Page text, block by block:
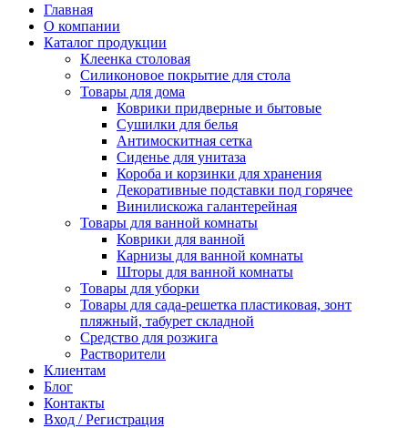
Главная
О компании
Каталог продукции
Клеенка столовая
Силиконовое покрытие для стола
Товары для дома
Коврики придверные и бытовые
Сушилки для белья
Антимоскитная сетка
Сиденье для унитаза
Короба и корзинки для хранения
Декоративные подставки под горячее
Винилискожа галантерейная
Товары для ванной комнаты
Коврики для ванной
Карнизы для ванной комнаты
Шторы для ванной комнаты
Товары для уборки
Товары для сада-решетка пластиковая, зонт
пляжный, табурет складной
Средство для розжига
Растворители
Клиентам
Блог
Контакты
Вход / Регистрация